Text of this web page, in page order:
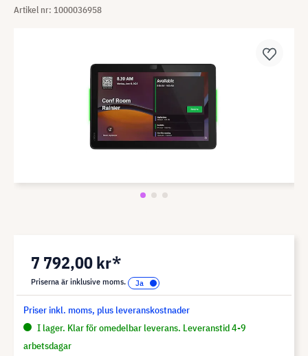
Artikel nr: 1000036958
7 792,00 kr*
Priserna är inklusive moms.
Priser inkl. moms, plus leveranskostnader
I lager. Klar för omedelbar leverans. Leveranstid 4-9
arbetsdagar